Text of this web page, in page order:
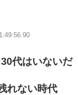
代はいないだ
れない時代